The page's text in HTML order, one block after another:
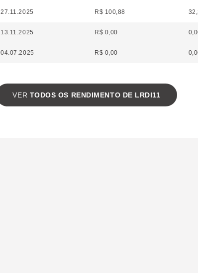
27.11.2025 R$ 100,88
13.11.2025 R$ 0,00
04.07.2025 R$ 0,00
VER TODOS OS RENDIMENTO DE LRDI11